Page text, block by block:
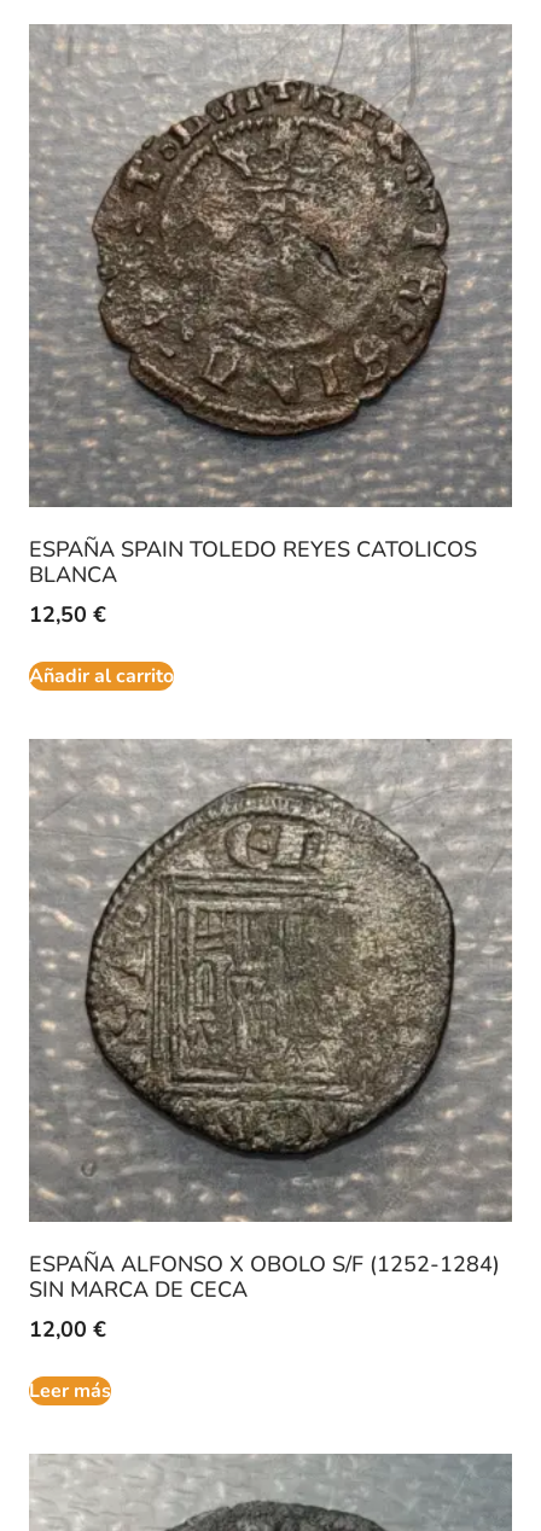
ESPAÑA SPAIN TOLEDO REYES CATOLICOS
BLANCA
12,50 €
Añadir al carrito
ESPAÑA ALFONSO X OBOLO S/F (1252-1284)
SIN MARCA DE CECA
12,00 €
Leer más